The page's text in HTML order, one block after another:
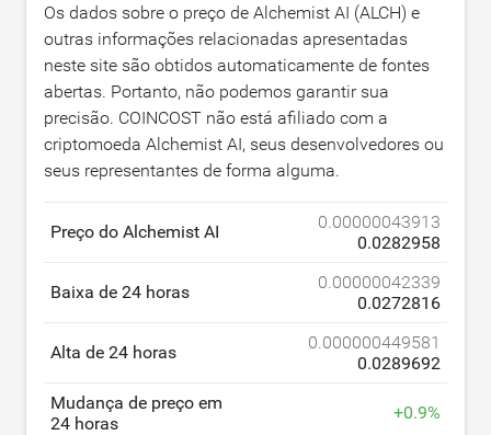
Os dados sobre o preço de Alchemist AI (ALCH) e
outras informações relacionadas apresentadas
neste site são obtidos automaticamente de fontes
abertas. Portanto, não podemos garantir sua
precisão. COINCOST não está afiliado com a
criptomoeda Alchemist AI, seus desenvolvedores ou
seus representantes de forma alguma.
Preço do Alchemist AI
0.00000043913
0.0282958
Baixa de 24 horas
0.00000042339
0.0272816
Alta de 24 horas
0.000000449581
0.0289692
Mudança de preço em
24 horas
+0.9%